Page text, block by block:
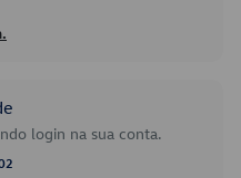
login na sua conta.